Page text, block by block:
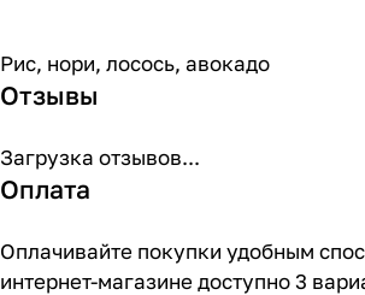
Рис, нори, лосось, авокадо
Отзывы
Загрузка отзывов...
Оплата
Оплачивайте покупки удобным
интернет-магазине доступно 3